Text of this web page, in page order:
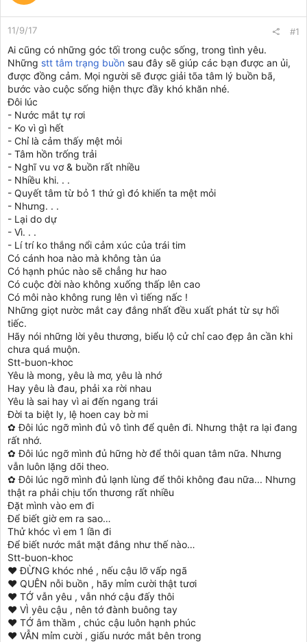
11/9/17 #1
Ai cũng có những góc tối trong cuộc sống, trong tình yêu.
Những stt tâm trạng buồn sau đây sẽ giúp các bạn được an ủi,
được đồng cảm. Mọi người sẽ được giải tõa tâm lý buồn bã,
bước vào cuộc sống hiện thực đầy khó khăn nhé.
Đôi lúc
- Nước mắt tự rơi
- Ko vì gì hết
- Chỉ là cảm thấy mệt mỏi
- Tâm hồn trống trải
- Nghĩ vu vơ & buồn rất nhiều
- Nhiều khi. . .
- Quyết tâm từ bỏ 1 thứ gì đó khiến ta mệt mỏi
- Nhưng. . .
- Lại do dự
- Vì. . .
- Lí trí ko thắng nổi cảm xúc của trái tim
Có cánh hoa nào mà không tàn úa
Có hạnh phúc nào sẽ chẳng hư hao
Có cuộc đời nào không xuống thấp lên cao
Có môi nào không rung lên vì tiếng nấc !
Những giọt nườc mắt cay đắng nhất đều xuất phát từ sự hối
tiếc.
Hãy nói những lời yêu thương, biểu lộ cử chỉ cao đẹp ân cần khi
chưa quá muộn.
Stt-buon-khoc
Yêu là mong, yêu là mơ, yêu là nhớ
Hay yêu là đau, phải xa rời nhau
Yêu là sai hay vì ai đến ngang trái
Đời ta biệt ly, lệ hoen cay bờ mi
✿ Đôi lúc ngỡ mình đủ vô tình để quên đi. Nhưng thật ra lại đang
rất nhớ.
✿ Đôi lúc ngỡ mình đủ hững hờ để thôi quan tâm nữa. Nhưng
vẫn luôn lặng dõi theo.
✿ Đôi lúc ngỡ mình đủ lạnh lùng để thôi không đau nữa... Nhưng
thật ra phải chịu tổn thương rất nhiều
Đặt mình vào em đi
Để biết giờ em ra sao…
Thử khóc vì em 1 lần đi
Để biết nước mắt mặt đắng như thế nào…
Stt-buon-khoc
♥ ĐỪNG khóc nhé , nếu cậu lỡ vấp ngã
♥ QUÊN nỗi buồn , hãy mỉm cười thật tươi
♥ TỚ vẫn yêu , vẫn nhớ cậu đấy thôi
♥ VÌ yêu cậu , nên tớ đành buông tay
♥ TỚ âm thầm , chúc cậu luôn hạnh phúc
♥ VẪN mỉm cười , giấu nước mắt bên trong